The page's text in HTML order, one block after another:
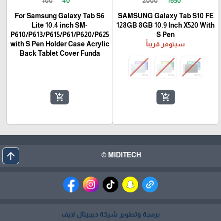
SAMSUNG Galaxy Tab S10 FE
128GB 8GB 10.9 Inch X520 With
S Pen
سيتوفر قريباً
add_shopping_cart
For Samsung Galaxy Tab S6
Lite 10.4 inch SM-
P610/P613/P615/P61/P620/P625
with S Pen Holder Case Acrylic
Back Tablet Cover Funda
add_shopping_cart
MIDITECH ©
arrow_upward
برمجة وتطوير شركة ديجيتال لايف